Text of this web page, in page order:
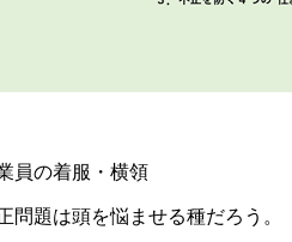
員の着服・横領
問題は頭を悩ませる種だろう。